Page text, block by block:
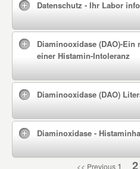
Datenschutz - Ihr Labor
Diaminooxidase (DAO)-Ein
einer Histamin-Intoleranz
Diaminooxidase (DAO)
Diaminoxidase -
<< Previous 1